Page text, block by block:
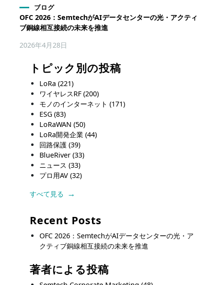
ブログ
OFC 2026：SemtechがAIデータセンターの光・アクティ
ブ銅線相互接続の未来を推進
2026年4月28日
トピック別の投稿
LoRa(221)
ワイヤレスRF(200)
モノのインターネット(171)
ESG(83)
LoRaWAN(50)
LoRa開発企業(44)
回路保護(39)
BlueRiver(33)
ニュース(33)
プロ用AV(32)
すべて見る
Recent Posts
OFC 2026：SemtechがAIデータセンターの光・ア
クティブ銅線相互接続の未来を推進
著者による投稿